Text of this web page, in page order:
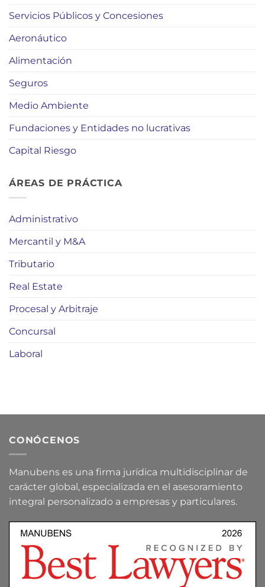
Servicios Públicos y Concesiones
Aeronáutico
Alimentación
Seguros
Medio Ambiente
Fundaciones y Entidades no lucrativas
Capital Riesgo
ÁREAS DE PRÁCTICA
Administrativo
Mercantil y M&A
Tributario
Real Estate
Procesal y Arbitraje
Concursal
Laboral
CONÓCENOS
Manubens es una firma jurídica multidisciplinar de
carácter global, especializada en el asesoramiento
integral personalizado a empresas y particulares.